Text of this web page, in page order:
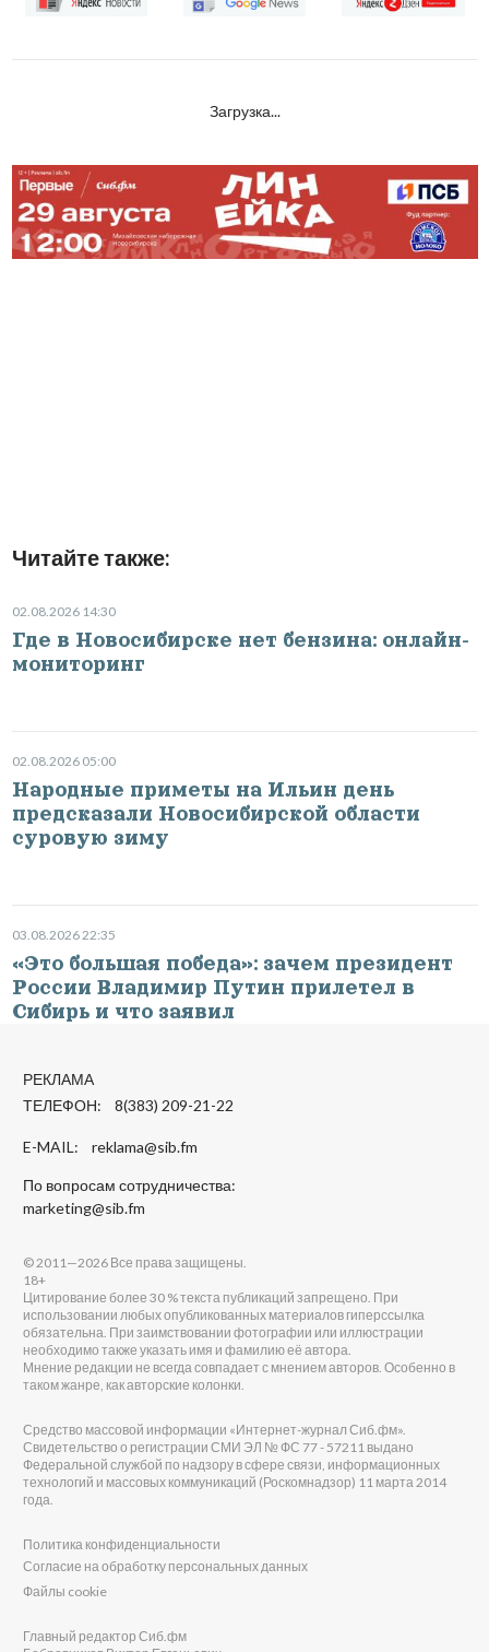
Загрузка...
Читайте также:
02.08.2026 14:30
Где в Новосибирске нет бензина: онлайн-
мониторинг
02.08.2026 05:00
Народные приметы на Ильин день
предсказали Новосибирской области
суровую зиму
03.08.2026 22:35
«Это большая победа»: зачем президент
России Владимир Путин прилетел в
Сибирь и что заявил
РЕКЛАМА
ТЕЛЕФОН: 8(383) 209-21-22
E-MAIL: reklama@sib.fm
По вопросам сотрудничества:
marketing@sib.fm
© 2011—2026 Все права защищены.
18+
Цитирование более 30 % текста публикаций запрещено. При
использовании любых опубликованных материалов гиперссылка
обязательна. При заимствовании фотографии или иллюстрации
необходимо также указать имя и фамилию её автора.
Мнение редакции не всегда совпадает с мнением авторов. Особенно в
таком жанре, как авторские колонки.
Средство массовой информации «Интернет-журнал Сиб.фм».
Свидетельство о регистрации СМИ ЭЛ № ФС 77 - 57211 выдано
Федеральной службой по надзору в сфере связи, информационных
технологий и массовых коммуникаций (Роскомнадзор) 11 марта 2014
года.
Политика конфиденциальности
Согласие на обработку персональных данных
Файлы cookie
Главный редактор Сиб.фм